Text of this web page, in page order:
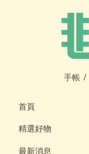
手帳 /
首頁
精選好物
最新消息